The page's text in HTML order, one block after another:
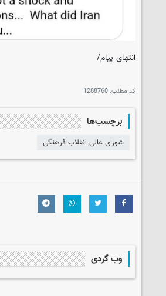
انتهای پیام/
کد مطلب: 1288760
برچسب‌ها
شورای عالی انقلاب فرهنگی
وب گردی